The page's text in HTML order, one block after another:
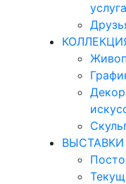
ВЫСТАВКИ